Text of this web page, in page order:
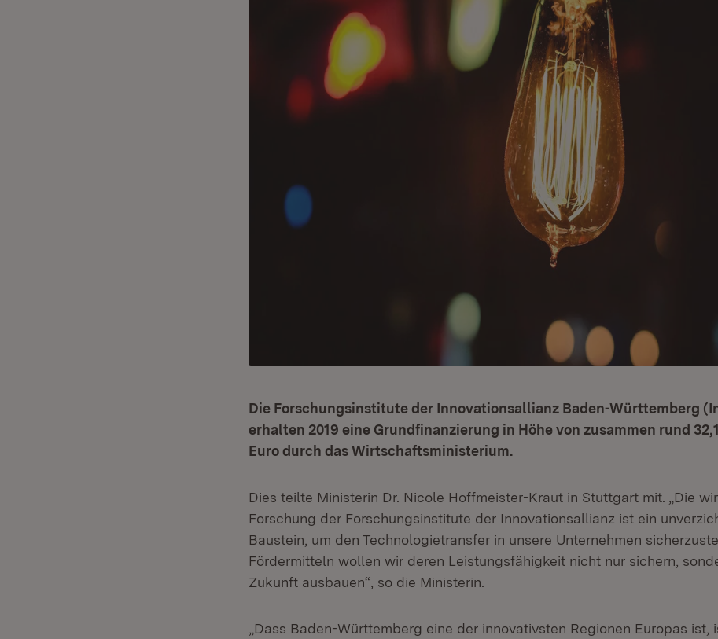
Die Forschungsinstitute der Innovationsallianz Baden-Württemberg
erhalten 2019 eine Grundfinanzierung in Höhe von zusammen rund
Euro durch das Wirtschaftsministerium.
Dies teilte Ministerin Dr. Nicole Hoffmeister-Kraut in Stuttgart mit. „Die
Forschung der Forschungsinstitute der Innovationsallianz ist ein
Baustein, um den Technologietransfer in unsere Unternehmen
Fördermitteln wollen wir deren Leistungsfähigkeit nicht nur sichern,
Zukunft ausbauen“, so die Ministerin.
„Dass Baden-Württemberg eine der innovativsten Regionen Europas ist,